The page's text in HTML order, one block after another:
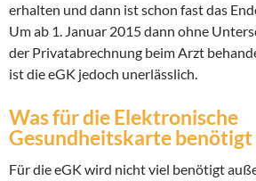
erhalten und dann ist schon fast das
Um ab 1. Januar 2015 dann ohne
der Privatabrechnung beim Arzt
ist die eGK jedoch unerlässlich.
Was für die Elektronische
Gesundheitskarte
Für die eGK wird nicht viel benötigt